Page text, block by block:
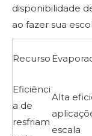
disponibilidade
ao fazer sua
Recurso
Eficiênci
a de
resfriam
Alta
escala